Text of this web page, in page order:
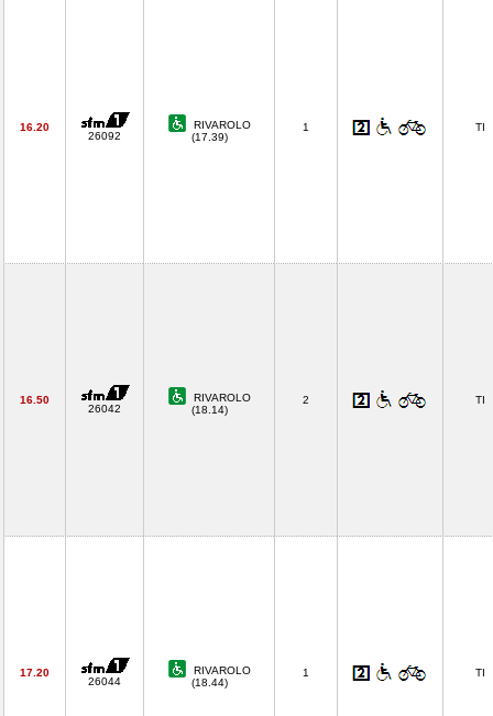
16.20
26092
RIVAROLO
(17.39)
1 TI
16.50
26042
RIVAROLO
(18.14)
2 TI
17.20
26044
RIVAROLO
(18.44)
1 TI